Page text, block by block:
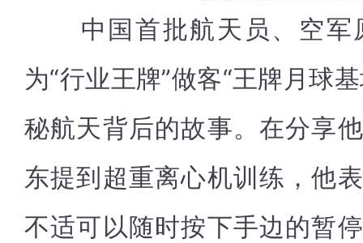
中国首批航天员、空军
为“行业王牌”做客“王牌月球
秘航天背后的故事。在分享
东提到超重离心机训练，他
不适可以随时按下手边的暂